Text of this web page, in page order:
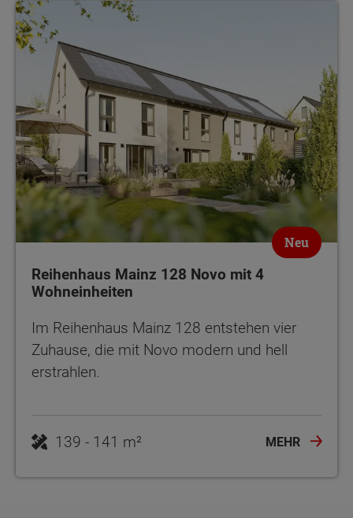
Neu
Reihenhaus Mainz 128 Novo mit 4
Wohneinheiten
Im Reihenhaus Mainz 128 entstehen vier
Zuhause, die mit Novo modern und hell
erstrahlen.
139 - 141 m² MEHR